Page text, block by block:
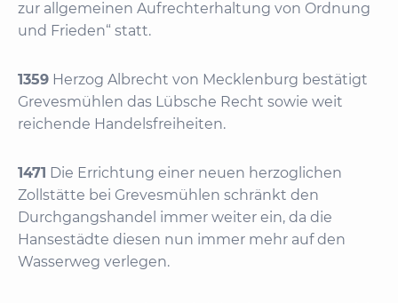
zur allgemeinen Aufrechterhaltung von Ordnung
und Frieden“ statt.
1359 Herzog Albrecht von Mecklenburg bestätigt
Grevesmühlen das Lübsche Recht sowie weit
reichende Handelsfreiheiten.
1471 Die Errichtung einer neuen herzoglichen
Zollstätte bei Grevesmühlen schränkt den
Durchgangshandel immer weiter ein, da die
Hansestädte diesen nun immer mehr auf den
Wasserweg verlegen.